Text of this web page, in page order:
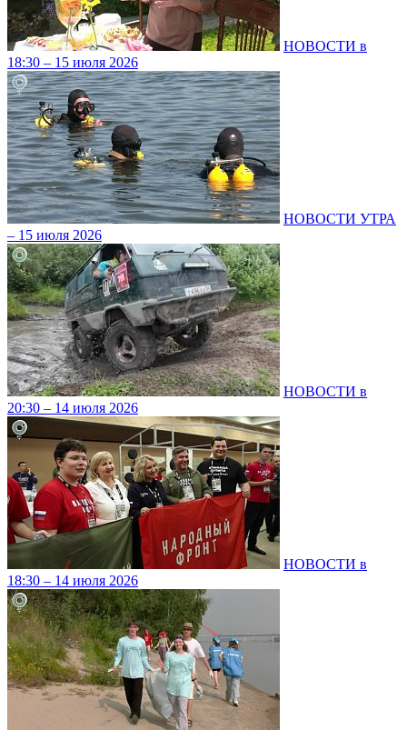
НОВОСТИ в
18:30 – 15 июля 2026
НОВОСТИ УТРА
– 15 июля 2026
НОВОСТИ в
20:30 – 14 июля 2026
НОВОСТИ в
18:30 – 14 июля 2026